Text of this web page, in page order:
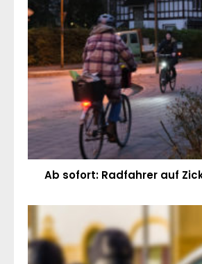
Ab sofort: Radfahrer auf